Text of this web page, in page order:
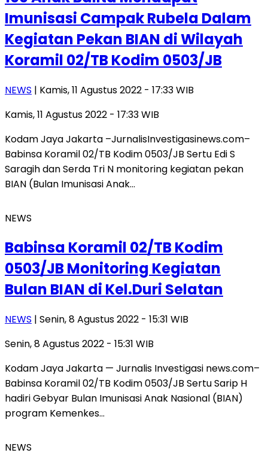
Imunisasi Campak Rubela Dalam
Kegiatan Pekan BIAN di Wilayah
Koramil 02/TB Kodim 0503/JB
NEWS | Kamis, 11 Agustus 2022 - 17:33 WIB
Kamis, 11 Agustus 2022 - 17:33 WIB
Kodam Jaya Jakarta –JurnalisInvestigasinews.com–
Babinsa Koramil 02/TB Kodim 0503/JB Sertu Edi S
Saragih dan Serda Tri N monitoring kegiatan pekan
BIAN (Bulan Imunisasi Anak…
NEWS
Babinsa Koramil 02/TB Kodim
0503/JB Monitoring Kegiatan
Bulan BIAN di Kel.Duri Selatan
NEWS | Senin, 8 Agustus 2022 - 15:31 WIB
Senin, 8 Agustus 2022 - 15:31 WIB
Kodam Jaya Jakarta — Jurnalis Investigasi news.com–
Babinsa Koramil 02/TB Kodim 0503/JB Sertu Sarip H
hadiri Gebyar Bulan Imunisasi Anak Nasional (BIAN)
program Kemenkes…
NEWS